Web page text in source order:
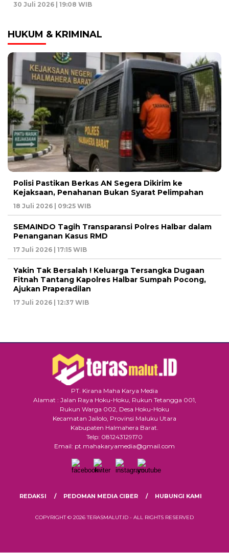
30 Juli 2026 | 19:08 WIB
HUKUM & KRIMINAL
Polisi Pastikan Berkas AN Segera Dikirim ke
Kejaksaan, Penahanan Bukan Syarat Pelimpahan
18 Juli 2026 | 09:25 WIB
SEMAINDO Tagih Transparansi Polres Halbar dalam
Penanganan Kasus RMD
17 Juli 2026 | 17:15 WIB
Yakin Tak Bersalah ! Keluarga Tersangka Dugaan
Fitnah Tantang Kapolres Halbar Sumpah Pocong,
Ajukan Praperadilan
17 Juli 2026 | 12:37 WIB
PT. Kirana Maha Karya Media
Alamat : Jalan Raya Hoku-Hoku, Rukun Tetangga 001,
Rukun Warga 002, Desa Hoku-Hoku
Kecamatan Jailolo, Provinsi Maluku Utara
Kabupaten Halmahera Barat.
Telp: 081243129170
Email: pt.mahakaryamedia@gmail.com
REDAKSI PEDOMAN MEDIA CIBER HUBUNGI KAMI
COPYRIGHT © 2026 TERASMALUT.ID - ALL RIGHTS RESERVED